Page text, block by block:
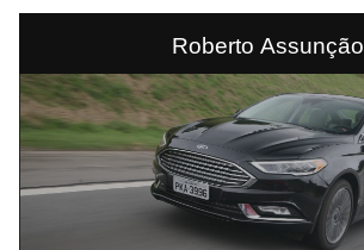
Roberto Assunção